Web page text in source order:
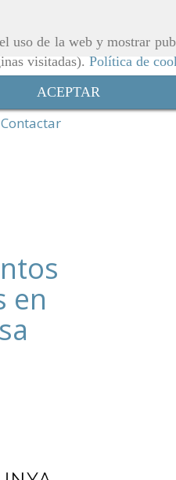
uso de la web y mostrar
visitadas). Política de
ACEPTAR
Contactar
en